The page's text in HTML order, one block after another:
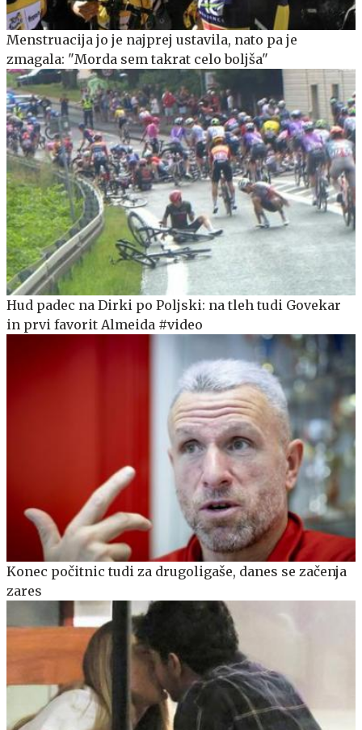
Menstruacija jo je najprej ustavila, nato pa je
zmagala: "Morda sem takrat celo boljša"
Hud padec na Dirki po Poljski: na tleh tudi Govekar
in prvi favorit Almeida #video
Konec počitnic tudi za drugoligaše, danes se začenja
zares